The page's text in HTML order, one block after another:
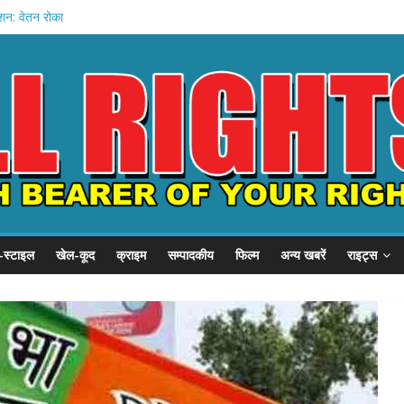
वेतन रोका
तैयारी
गृह मंत्रालय
खेल-कूद क्राइम सम्पादकीय फिल्म अन्य खबरें राइट्स